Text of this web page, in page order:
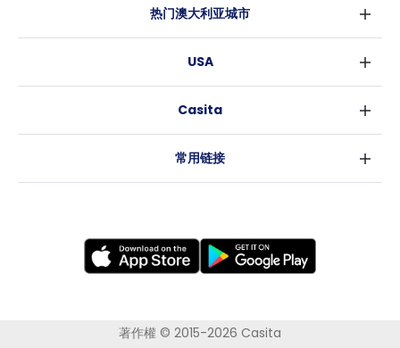
爱丁堡
利兹
考文垂
莱斯特
纽卡斯尔
热门澳大利亚城市
布里斯班
阿德莱德
USA
洛杉矶
Casita
常用链接
著作權 © 2015-2026 Casita